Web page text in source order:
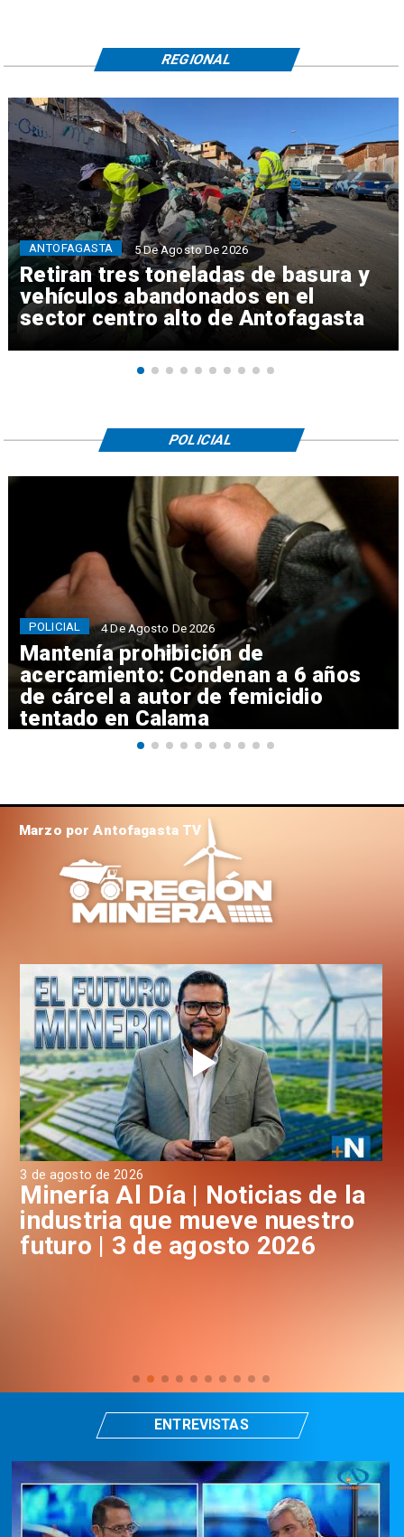
Retiran tres toneladas de basura y
vehículos abandonados en el
sector centro alto de Antofagasta
ANTOFAGASTA 5 De Agosto De 2026
REGIONAL
Mantenía prohibición de
acercamiento: Condenan a 6 años
de cárcel a autor de femicidio
tentado en Calama
POLICIAL 4 De Agosto De 2026
POLICIAL
3 de agosto de 2026
Minería Al Día | Noticias de la
industria que mueve nuestro
futuro | 3 de agosto 2026
Marzo por Antofagasta TV
ENTREVISTAS